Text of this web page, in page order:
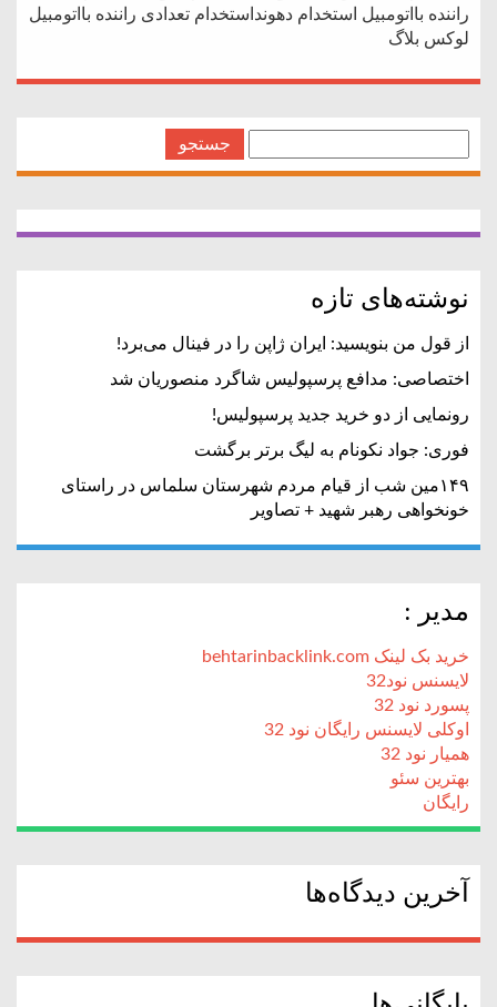
راننده بااتومبیل استخدام دهونداستخدام تعدادی راننده بااتومبیل
لوکس بلاگ
نوشته‌های تازه
از قول من بنویسید: ایران ژاپن را در فینال می‌برد!
اختصاصی: مدافع پرسپولیس شاگرد منصوریان شد
رونمایی از دو خرید جدید پرسپولیس!
فوری: جواد نکونام به لیگ برتر برگشت
۱۴۹مین شب از قیام مردم شهرستان سلماس در راستای
خونخواهی رهبر شهید + تصاویر
مدیر :
خرید بک لینک behtarinbacklink.com
لایسنس نود32
پسورد نود 32
اوکلی لایسنس رایگان نود 32
همیار نود 32
بهترین سئو
رایگان
آخرین دیدگاه‌ها